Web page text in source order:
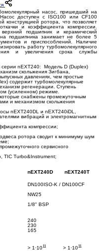
насос, пришедший на
доступен с ISO100 или CF100
ротора, что позволяет
и коэффициента компрессии.
подшипник и керамический
подшипника занимает не более 5
и приспособлений. Наличие
работу турбомолекулярного
и увеличения срока службы
серии nEXT240: Модель D (Duplex)
скольжения Зигбана,
давлениях, чем простые
содержит турбомолекулярные
регенерации. Ступень
(усиленном) режиме.
снабжены промежуточным
и механизмом скольжения
nEXT240DL и nEXT240iDL,
вибраций и электромагнитным
компрессии;
ротора сводит к минимуму шум
сервисного
TIC Turbo&Instrument;
nEXT240D nEXT240T
DN100ISO-K / DN100CF
NW25
1/8" BSP
240
230
165
> 1⋅1011 > 1⋅1011